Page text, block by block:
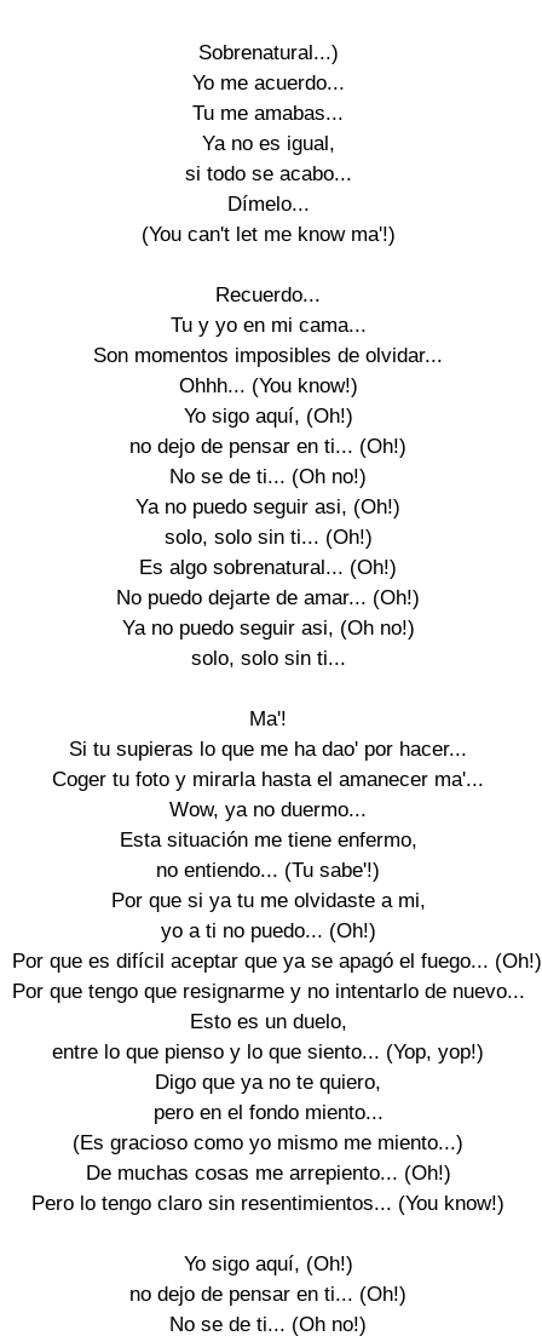
Sobrenatural...)
Yo me acuerdo...
Tu me amabas...
Ya no es igual,
si todo se acabo...
Dímelo...
(You can't let me know ma'!)
Recuerdo...
Tu y yo en mi cama...
Son momentos imposibles de olvidar...
Ohhh... (You know!)
Yo sigo aquí, (Oh!)
no dejo de pensar en ti... (Oh!)
No se de ti... (Oh no!)
Ya no puedo seguir asi, (Oh!)
solo, solo sin ti... (Oh!)
Es algo sobrenatural... (Oh!)
No puedo dejarte de amar... (Oh!)
Ya no puedo seguir asi, (Oh no!)
solo, solo sin ti...
Ma'!
Si tu supieras lo que me ha dao' por hacer...
Coger tu foto y mirarla hasta el amanecer ma'...
Wow, ya no duermo...
Esta situación me tiene enfermo,
no entiendo... (Tu sabe'!)
Por que si ya tu me olvidaste a mi,
yo a ti no puedo... (Oh!)
Por que es difícil aceptar que ya se apagó el fuego... (Oh!)
Por que tengo que resignarme y no intentarlo de nuevo...
Esto es un duelo,
entre lo que pienso y lo que siento... (Yop, yop!)
Digo que ya no te quiero,
pero en el fondo miento...
(Es gracioso como yo mismo me miento...)
De muchas cosas me arrepiento... (Oh!)
Pero lo tengo claro sin resentimientos... (You know!)
Yo sigo aquí, (Oh!)
no dejo de pensar en ti... (Oh!)
No se de ti... (Oh no!)